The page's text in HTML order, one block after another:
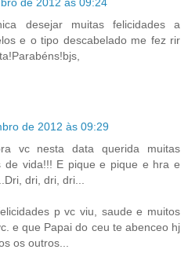
desejar muitas felicidades a
e o tipo descabelado me fez rir
de 2012 às 09:29
vc nesta data querida muitas
de vida!!! E pique e pique e hra e
dri, dri, dri...
p vc viu, saude e muitos
e que Papai do ceu te abenceo hj
os outros...